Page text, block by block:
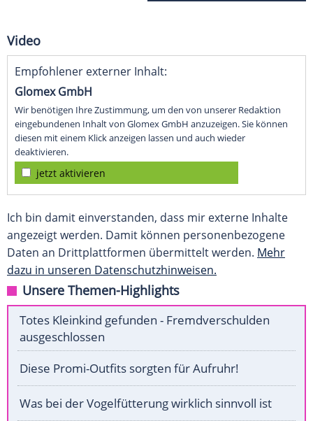
Video
Empfohlener externer Inhalt:
Glomex GmbH
Wir benötigen Ihre Zustimmung, um den von unserer Redaktion
eingebundenen Inhalt von Glomex GmbH anzuzeigen. Sie können
diesen mit einem Klick anzeigen lassen und auch wieder
deaktivieren.
jetzt aktivieren
Ich bin damit einverstanden, dass mir externe Inhalte
angezeigt werden. Damit können personenbezogene
Daten an Drittplattformen übermittelt werden. Mehr
dazu in unseren Datenschutzhinweisen.
Unsere Themen-Highlights
Totes Kleinkind gefunden - Fremdverschulden
ausgeschlossen
Diese Promi-Outfits sorgten für Aufruhr!
Was bei der Vogelfütterung wirklich sinnvoll ist